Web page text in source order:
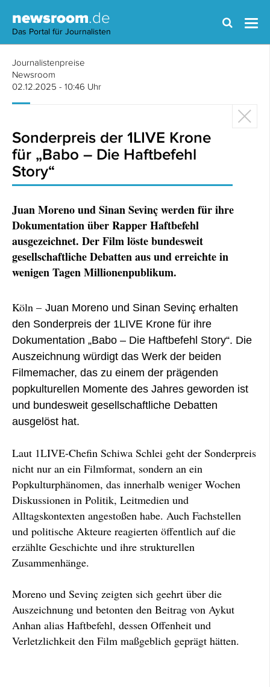
newsroom.de
Das Portal für Journalisten
Journalistenpreise
Newsroom
02.12.2025 - 10:46 Uhr
Sonderpreis der 1LIVE Krone
für „Babo – Die Haftbefehl
Story“
Juan Moreno und Sinan Sevinç werden für ihre
Dokumentation über Rapper Haftbefehl
ausgezeichnet. Der Film löste bundesweit
gesellschaftliche Debatten aus und erreichte in
wenigen Tagen Millionenpublikum.
Köln – Juan Moreno und Sinan Sevinç erhalten
den Sonderpreis der 1LIVE Krone für ihre
Dokumentation „Babo – Die Haftbefehl Story“. Die
Auszeichnung würdigt das Werk der beiden
Filmemacher, das zu einem der prägenden
popkulturellen Momente des Jahres geworden ist
und bundesweit gesellschaftliche Debatten
ausgelöst hat.
Laut 1LIVE-Chefin Schiwa Schlei geht der Sonderpreis
nicht nur an ein Filmformat, sondern an ein
Popkulturphänomen, das innerhalb weniger Wochen
Diskussionen in Politik, Leitmedien und
Alltagskontexten angestoßen habe. Auch Fachstellen
und politische Akteure reagierten öffentlich auf die
erzählte Geschichte und ihre strukturellen
Zusammenhänge.
Moreno und Sevinç zeigten sich geehrt über die
Auszeichnung und betonten den Beitrag von Aykut
Anhan alias Haftbefehl, dessen Offenheit und
Verletzlichkeit den Film maßgeblich geprägt hätten.